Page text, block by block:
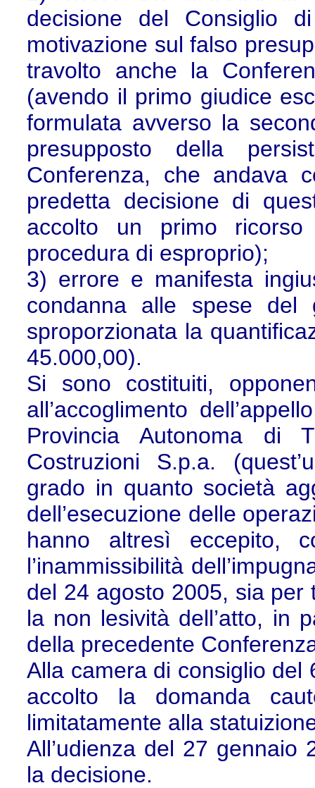
decisione del Consiglio
motivazione sul falso
travolto anche la
(avendo il primo giudice
formulata avverso la
presupposto della
Conferenza, che andava
predetta decisione di
accolto un primo
procedura di esproprio);
3) errore e manifesta
condanna alle spese del
sproporzionata la
45.000,00).
Si sono costituiti,
all’accoglimento
Provincia Autonoma
Costruzioni S.p.a.
grado in quanto società
dell’esecuzione delle
hanno altresì eccepito,
l’inammissibilità
del 24 agosto 2005, sia per
la non lesività dell’atto, in
della precedente
Alla camera di consiglio del
accolto la domanda
limitatamente alla
All’udienza del 27
la decisione.